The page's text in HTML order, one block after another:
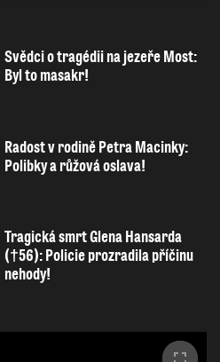
Svědci o tragédii na jezeře Most:
Byl to masakr!
Radost v rodině Petra Macinky:
Polibky a růžová oslava!
Tragická smrt Glena Hansarda
(†56): Policie prozradila příčinu
nehody!